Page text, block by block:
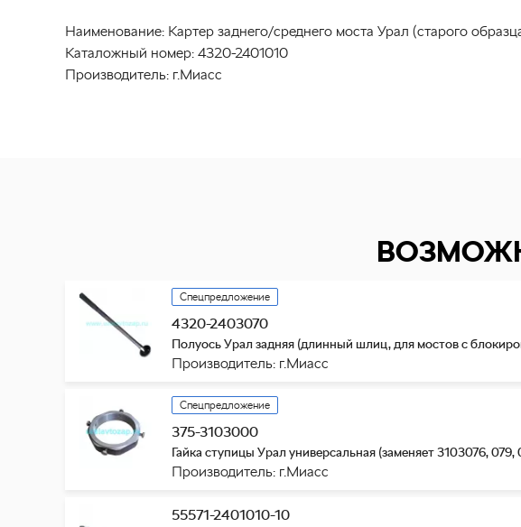
Наименование: Картер заднего/среднего моста Урал (старого
Каталожный номер: 4320-2401010
Производитель: г.Миасс
Спецпредложение
4320-2403070
Полуось Урал задняя (длинный шлиц, для мостов с
Производитель: г.Миасс
Спецпредложение
375-3103000
Гайка ступицы Урал универсальная (заменяет 3103076, 079,
Производитель: г.Миасс
55571-2401010-10